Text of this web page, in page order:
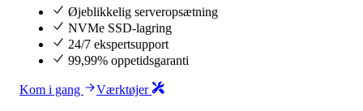
Øjeblikkelig serveropsætning
NVMe SSD-lagring
24/7 ekspertsupport
99,99% oppetidsgaranti
Kom i gang Værktøjer